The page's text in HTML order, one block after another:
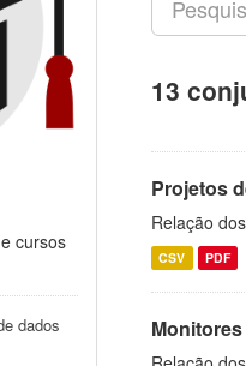
cursos
dados
13
Projetos
Relação
CSV PDF